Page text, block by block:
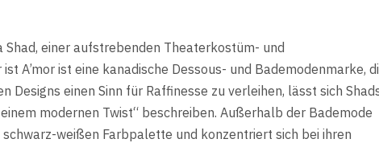
Shad, einer aufstrebenden Theaterkostüm- und
A’mor ist eine kanadische Dessous- und Bademodenmarke,
Designs einen Sinn für Raffinesse zu verleihen, lässt sich
modernen Twist“ beschreiben. Außerhalb der Bademode
weißen Farbpalette und konzentriert sich bei ihren